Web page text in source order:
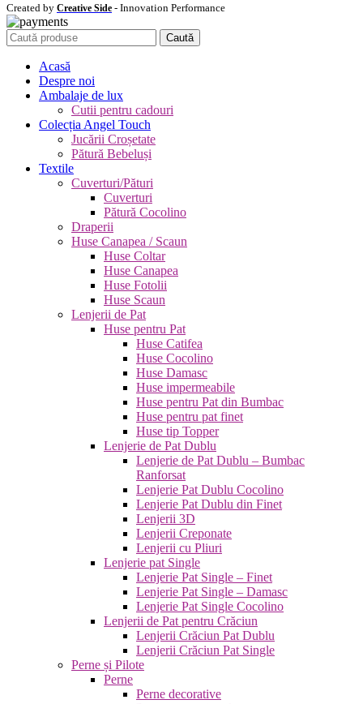
Created by Creative Side - Innovation Performance
Caută
Acasă
Despre noi
Ambalaje de lux
Cutii pentru cadouri
Colecția Angel Touch
Jucării Croșetate
Pătură Bebeluși
Textile
Cuverturi/Pături
Cuverturi
Pătură Cocolino
Draperii
Huse Canapea / Scaun
Huse Coltar
Huse Canapea
Huse Fotolii
Huse Scaun
Lenjerii de Pat
Huse pentru Pat
Huse Catifea
Huse Cocolino
Huse Damasc
Huse impermeabile
Huse pentru Pat din Bumbac
Huse pentru pat finet
Huse tip Topper
Lenjerie de Pat Dublu
Lenjerie de Pat Dublu – Bumbac
Ranforsat
Lenjerie Pat Dublu Cocolino
Lenjerie Pat Dublu din Finet
Lenjerii 3D
Lenjerii Creponate
Lenjerii cu Pliuri
Lenjerie pat Single
Lenjerie Pat Single – Finet
Lenjerie Pat Single – Damasc
Lenjerie Pat Single Cocolino
Lenjerii de Pat pentru Crăciun
Lenjerii Crăciun Pat Dublu
Lenjerii Crăciun Pat Single
Perne și Pilote
Perne
Perne decorative